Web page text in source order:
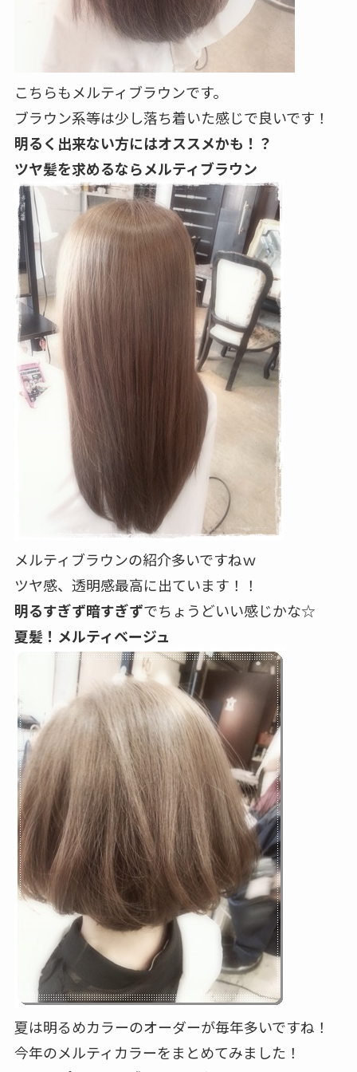
こちらもメルティブラウンです。
ブラウン系等は少し落ち着いた感じで良いです！
明るく出来ない方にはオススメかも！？
ツヤ髪を求めるならメルティブラウン
メルティブラウンの紹介多いですねｗ
ツヤ感、透明感最高に出ています！！
明るすぎず暗すぎずでちょうどいい感じかな☆
夏髪！メルティベージュ
夏は明るめカラーのオーダーが毎年多いですね！
今年のメルティカラーをまとめてみました！